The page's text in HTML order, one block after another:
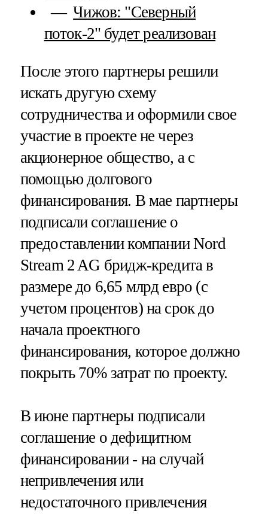
Чижов: "Северный
поток-2" будет реализован
После этого партнеры решили
искать другую схему
сотрудничества и оформили свое
участие в проекте не через
акционерное общество, а с
помощью долгового
финансирования. В мае партнеры
подписали соглашение о
предоставлении компании Nord
Stream 2 AG бридж-кредита в
размере до 6,65 млрд евро (с
учетом процентов) на срок до
начала проектного
финансирования, которое должно
покрыть 70% затрат по проекту.
В июне партнеры подписали
соглашение о дефицитном
финансировании - на случай
непривлечения или
недостаточного привлечения